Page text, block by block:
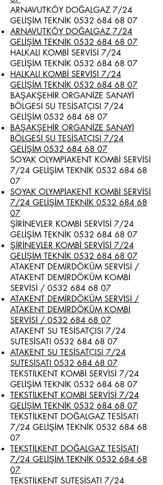
ARNAVUTKÖY DOĞALGAZ 7/24
GELİŞİM TEKNİK 0532 684 68 07
ARNAVUTKÖY DOĞALGAZ 7/24
GELİŞİM TEKNİK 0532 684 68 07
HALKALI KOMBİ SERVİSİ 7/24
GELİŞİM TEKNİK 0532 684 68 07
HALKALI KOMBİ SERVİSİ 7/24
GELİŞİM TEKNİK 0532 684 68 07
BAŞAKŞEHİR ORGANİZE SANAYİ
BÖLGESİ SU TESİSATÇISI 7/24
GELİŞİM 0532 684 68 07
BAŞAKŞEHİR ORGANİZE SANAYİ
BÖLGESİ SU TESİSATÇISI 7/24
GELİŞİM 0532 684 68 07
SOYAK OLYMPİAKENT KOMBİ SERVİSİ
7/24 GELİŞİM TEKNİK 0532 684 68
07
SOYAK OLYMPİAKENT KOMBİ SERVİSİ
7/24 GELİŞİM TEKNİK 0532 684 68
07
ŞİRİNEVLER KOMBİ SERVİSİ 7/24
GELİŞİM TEKNİK 0532 684 68 07
ŞİRİNEVLER KOMBİ SERVİSİ 7/24
GELİŞİM TEKNİK 0532 684 68 07
ATAKENT DEMİRDÖKÜM SERVİSİ /
ATAKENT DEMİRDÖKÜM KOMBİ
SERVİSİ / 0532 684 68 07
ATAKENT DEMİRDÖKÜM SERVİSİ /
ATAKENT DEMİRDÖKÜM KOMBİ
SERVİSİ / 0532 684 68 07
ATAKENT SU TESİSATÇISI 7/24
SUTESİSATI 0532 684 68 07
ATAKENT SU TESİSATÇISI 7/24
SUTESİSATI 0532 684 68 07
TEKSTİLKENT KOMBİ SERVİSİ 7/24
GELİŞİM TEKNİK 0532 684 68 07
TEKSTİLKENT KOMBİ SERVİSİ 7/24
GELİŞİM TEKNİK 0532 684 68 07
TEKSTİLKENT DOĞALGAZ TESİSATI
7/24 GELİŞİM TEKNİK 0532 684 68
07
TEKSTİLKENT DOĞALGAZ TESİSATI
7/24 GELİŞİM TEKNİK 0532 684 68
07
TEKSTİLKENT SUTESİSATI 7/24